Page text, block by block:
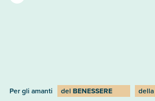
Per gli amanti del BENESSERE della